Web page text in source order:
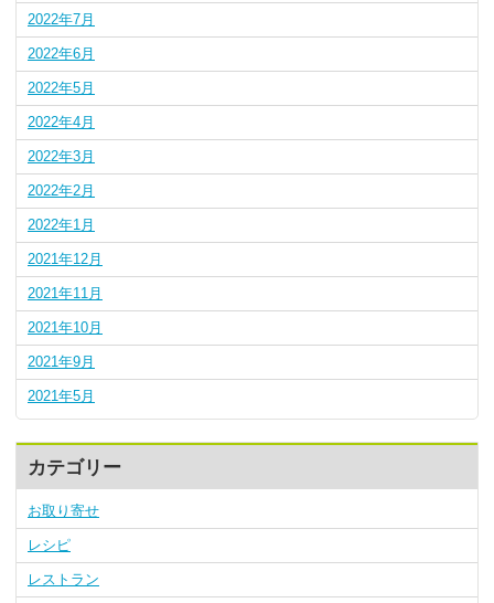
2022年7月
2022年6月
2022年5月
2022年4月
2022年3月
2022年2月
2022年1月
2021年12月
2021年11月
2021年10月
2021年9月
2021年5月
カテゴリー
お取り寄せ
レシピ
レストラン